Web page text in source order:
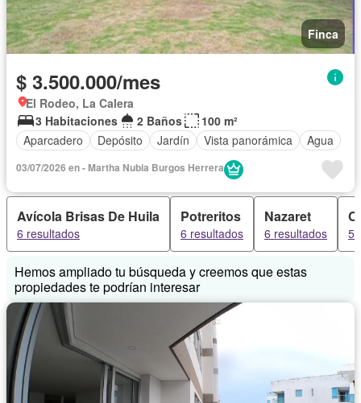
Finca
$ 3.500.000/mes
El Rodeo, La Calera
3 Habitaciones
2 Baños
100 m²
Aparcadero
Depósito Jardín Vista panorámica Agua
03/07/2026 en - Martha Nubia Burgos Herrera
Avícola Brisas De Huila
6 resultados
Potreritos
6 resultados
Nazaret
6 resultados 5
Hemos ampliado tu búsqueda y creemos que estas
propiedades te podrían interesar